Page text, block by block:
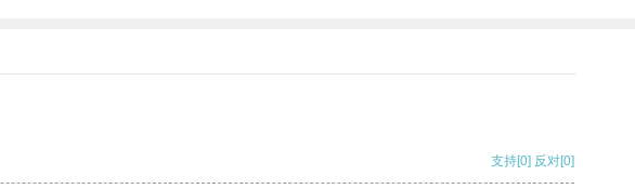
支持[0] 反对[0]